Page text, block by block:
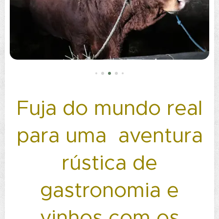
Fuja do mundo real
para uma aventura
rústica de
gastronomia e